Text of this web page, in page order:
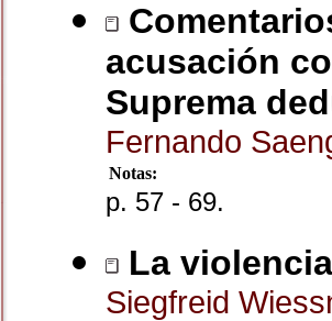
acusación
Suprema
Fernando
Notas:
p. 57 - 69.
La
Siegfreid